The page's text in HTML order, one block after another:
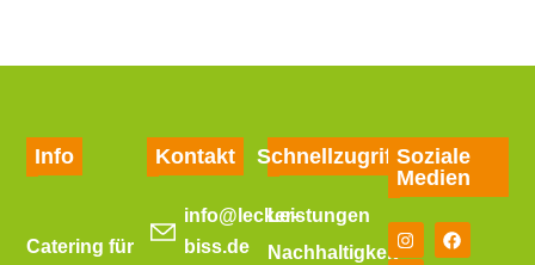
Info
Catering für
Kontakt
info@lecker-
biss.de
Schnellzugriff
Leistungen
Nachhaltigkeit
Soziale
Medien